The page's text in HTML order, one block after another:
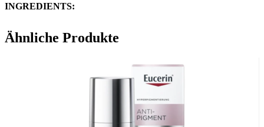
​INGREDIENTS:
AQUA, PROPANEDIOL,NIACINAMID
GLYCOL, GLYCERIN,SODIUM HYALURONATE
* Die Aktivstoffe sind in Fettschrift hervorgehoben.
Ähnliche Produkte